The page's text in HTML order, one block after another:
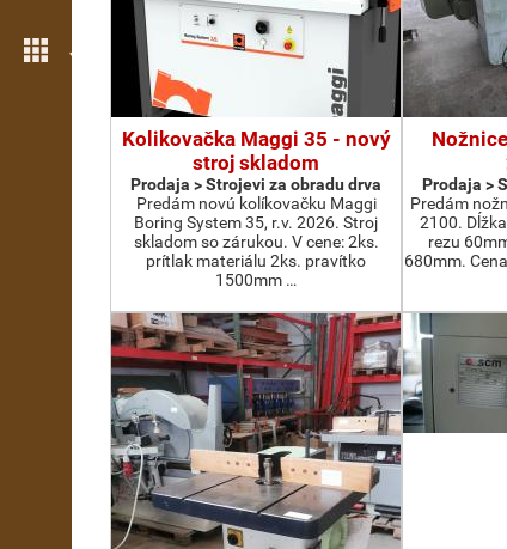
Još opcija
Kolikovačka Maggi 35 - nový
stroj skladom
Prodaja > Strojevi za obradu drva
Predám novú kolíkovačku Maggi
Boring System 35, r.v. 2026. Stroj
skladom so zárukou. V cene: 2ks.
prítlak materiálu 2ks. pravítko
1500mm …
Prodaja >
Predám
2100.
rezu
680mm.